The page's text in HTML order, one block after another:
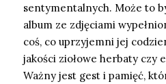
sentymentalnych. Może to
album ze zdjęciami
coś, co uprzyjemni jej
jakości ziołowe herbaty czy
Ważny jest gest i pamięć,